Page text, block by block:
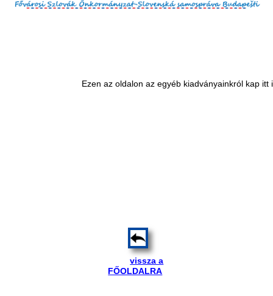
Ezen az oldalon az egyéb kiadványainkról kap itt
vissza a
FŐOLDALRA